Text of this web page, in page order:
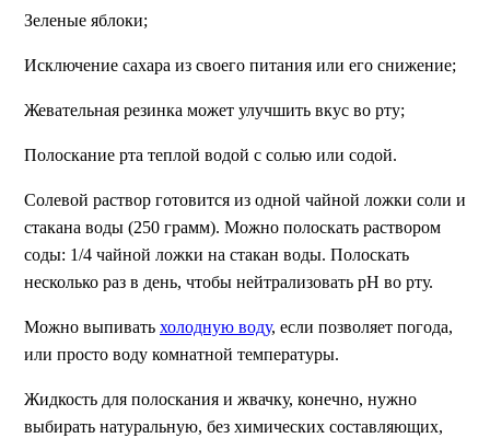
Зеленые яблоки;
Исключение сахара из своего питания или его снижение;
Жевательная резинка может улучшить вкус во рту;
Полоскание рта теплой водой с солью или содой.
Солевой раствор готовится из одной чайной ложки соли и
стакана воды (250 грамм). Можно полоскать раствором
соды: 1/4 чайной ложки на стакан воды. Полоскать
несколько раз в день, чтобы нейтрализовать рН во рту.
Можно выпивать холодную воду, если позволяет погода,
или просто воду комнатной температуры.
Жидкость для полоскания и жвачку, конечно, нужно
выбирать натуральную, без химических составляющих,